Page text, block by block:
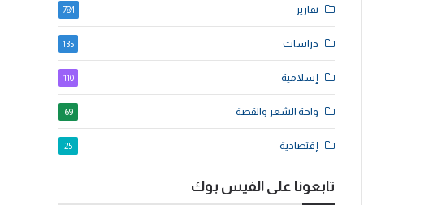
تقارير 784
دراسات 135
إسلامية 110
واحة الشعر والقصة 69
إقتصادية 25
تابعونا على الفيس بوك